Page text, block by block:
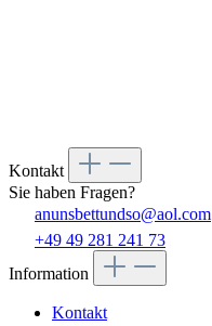
Kontakt
Sie haben Fragen?
anunsbettundso@aol.com
+49 49 281 241 73
Information
Kontakt